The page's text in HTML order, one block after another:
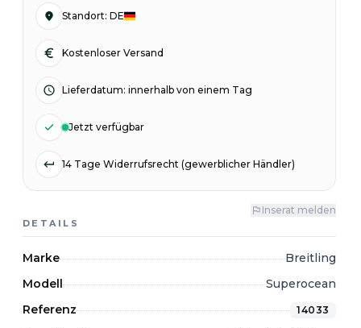
Standort: DE
Kostenloser Versand
Lieferdatum: innerhalb von einem Tag
Jetzt verfügbar
14 Tage Widerrufsrecht (gewerblicher Händler)
Inserat melden
DETAILS
Marke
Breitling
Modell
Superocean
Referenz
14033